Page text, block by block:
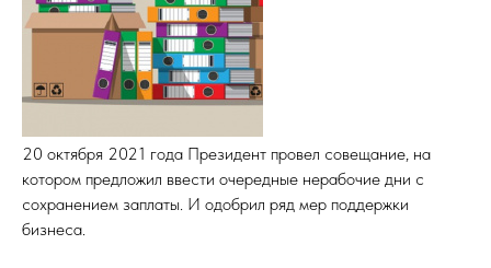
20 октября 2021 года Президент провел совещание, на
котором предложил ввести очередные нерабочие дни с
сохранением заплаты. И одобрил ряд мер поддержки
бизнеса.